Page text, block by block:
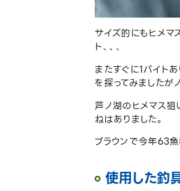
サイズ的にもヒメマ
ト、、、
またすぐに1バイト
を探ってみましたが
芦ノ湖のヒメマス狙
ねはありました。
ブラウンで今年63魚
使用した釣